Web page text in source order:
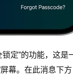
定”的功能，这
幕。在此消息下